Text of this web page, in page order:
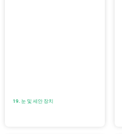
19. 눈 및 세안 장치